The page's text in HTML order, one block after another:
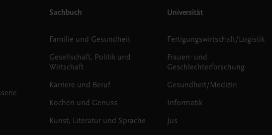
Sachbuch
Familie und Gesundheit
Gesellschaft, Politik und
Wirtschaft
Karriere und Beruf
Kochen und Genuss
Kunst, Literatur und Sprache
Universität
Fertigungswirtschaft/Logistik
Frauen- und
Geschlechterforschung
Gesundheit/Medizin
Informatik
Jus